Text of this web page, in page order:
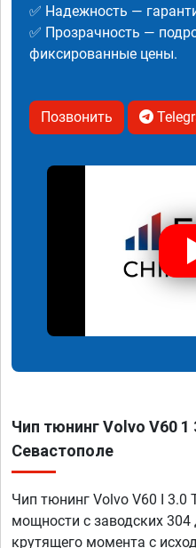
✅ Надежность —
✅ Прозрачность —
фиксированные цены.
Позвонить
Чип тюнинг Volvo V60 1
Севастополе
Чип тюнинг Volvo V60 I 3.0
мощности с заводских 304
крутящего момента с